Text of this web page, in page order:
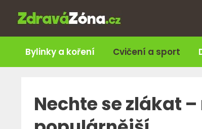
obsah
Bylinky a koření Cvičení a sport
Nechte se zlákat